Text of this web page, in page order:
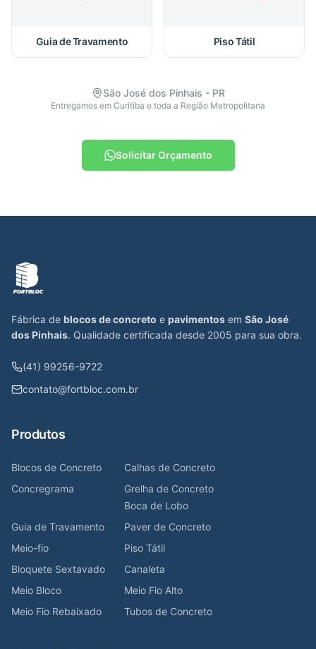
Guia de Travamento Piso Tátil
São José dos Pinhais - PR
Entregamos em Curitiba e toda a Região Metropolitana
Solicitar Orçamento
Fábrica de blocos de concreto e pavimentos em São José
dos Pinhais. Qualidade certificada desde 2005 para sua obra.
(41) 99256-9722
contato@fortbloc.com.br
Produtos
Blocos de Concreto
Calhas de Concreto
Concregrama
Grelha de Concreto
Boca de Lobo
Guia de Travamento
Paver de Concreto
Meio-fio
Piso Tátil
Bloquete Sextavado
Canaleta
Meio Bloco
Meio Fio Alto
Meio Fio Rebaixado
Tubos de Concreto